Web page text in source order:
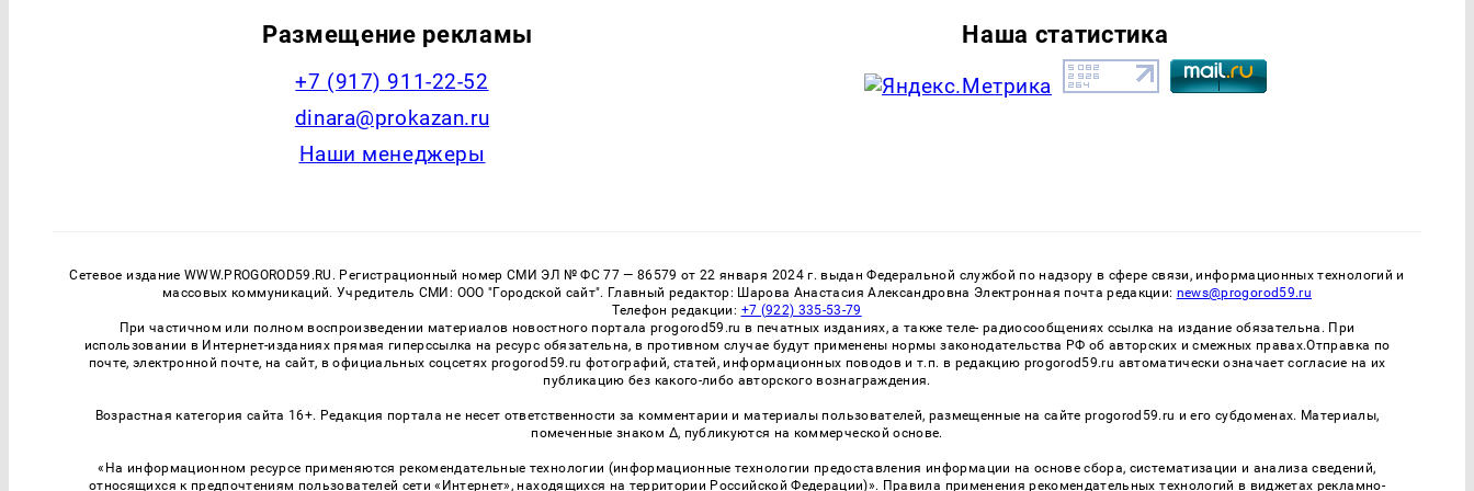
Размещение рекламы
+7 (917) 911-22-52
dinara@prokazan.ru
Наши менеджеры
Наша статистика
Сетевое издание WWW.PROGOROD59.RU. Регистрационный номер СМИ ЭЛ № ФС 77 — 86579 от 22 января 2024 г. выдан Федеральной службой по надзору в сфере связи, информационных технологий и
массовых коммуникаций. Учредитель СМИ: ООО "Городской сайт". Главный редактор: Шарова Анастасия Александровна Электронная почта редакции: news@progorod59.ru
Телефон редакции: +7 (922) 335-53-79
При частичном или полном воспроизведении материалов новостного портала progorod59.ru в печатных изданиях, а также теле- радиосообщениях ссылка на издание обязательна. При
использовании в Интернет-изданиях прямая гиперссылка на ресурс обязательна, в противном случае будут применены нормы законодательства РФ об авторских и смежных правах.Отправка по
почте, электронной почте, на сайт, в официальных соцсетях progorod59.ru фотографий, статей, информационных поводов и т.п. в редакцию progorod59.ru автоматически означает согласие на их
публикацию без какого-либо авторского вознаграждения.
Возрастная категория сайта 16+. Редакция портала не несет ответственности за комментарии и материалы пользователей, размещенные на сайте progorod59.ru и его субдоменах. Материалы,
помеченные знаком Δ, публикуются на коммерческой основе.
«На информационном ресурсе применяются рекомендательные технологии (информационные технологии предоставления информации на основе сбора, систематизации и анализа сведений,
относящихся к предпочтениям пользователей сети «Интернет», находящихся на территории Российской Федерации)». Правила применения рекомендательных технологий в виджетах рекламно-